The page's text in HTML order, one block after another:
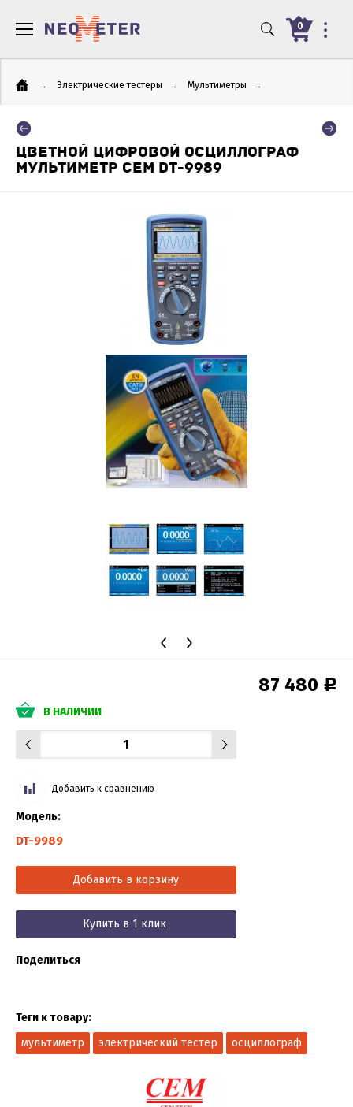
0
→ Электрические тестеры → Мультиметры →
ЦВЕТНОЙ ЦИФРОВОЙ ОСЦИЛЛОГРАФ
МУЛЬТИМЕТР CEM DT-9989
87 480 Р
В НАЛИЧИИ
Добавить к сравнению
Модель:
DT-9989
Добавить в корзину
Купить в 1 клик
Поделиться
Теги к товару:
мультиметр
электрический тестер осциллограф